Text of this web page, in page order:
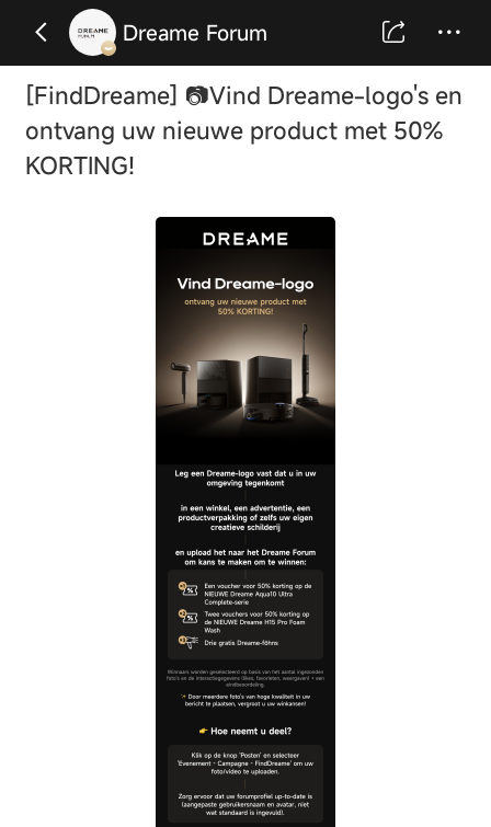
Dreame Forum
[FindDreame] 📷Vind Dreame-logo's en
ontvang uw nieuwe product met 50%
KORTING!